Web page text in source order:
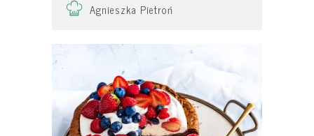
Agnieszka Pietroń